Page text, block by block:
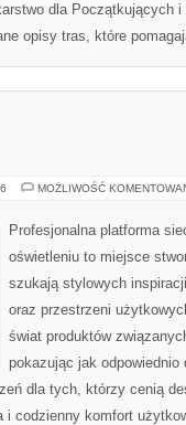
dla Początkujących
opisy tras, które
MOŻLIWOŚĆ
Profesjonalna platforma
oświetleniu to miejsce
szukają stylowych
oraz przestrzeni
świat produktów
pokazując jak odpowiednio
dla tych, którzy cenią
i codzienny komfort